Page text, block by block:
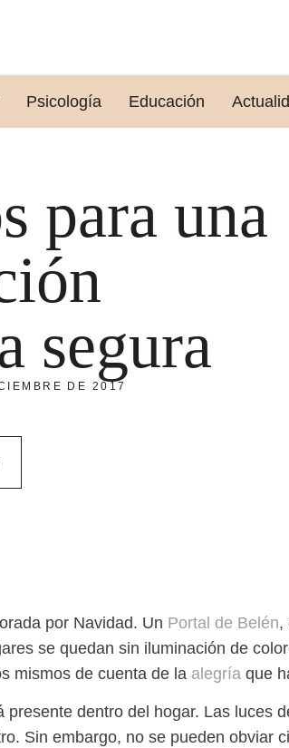
Psicología Educación
para una
segura
DE 2017
por Navidad. Un Portal de Belén,
se quedan sin iluminación de
mismos de cuenta de la alegría que
presente dentro del hogar. Las luces
Sin embargo, no se pueden obviar